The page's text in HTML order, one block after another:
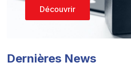
Découvrir
Dernières News